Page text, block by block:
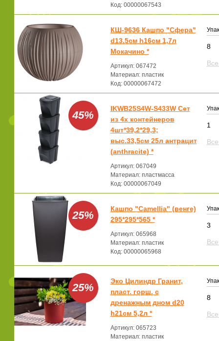
Код: 00000067543
КШ-9636 Кашпо "Сфера"
d13.5см h16см 1,7л
Мокачино *
Артикул: 067472
Материал: пластик
Код: 00000067472
8
45%
IKWB25S4W-S433W Сет
из 4х контейнеров
4шт*39,2*29,3;
выс.33,5см 25л антрацит
(anthracite) *
Артикул: 067049
Материал: пластмасса
Код: 00000067049
1
25%
Кашпо "Camellia" (венге)
295*295*565 *
Артикул: 065968
Материал: пластик
Код: 00000065968
3
25%
Эко Цилиндр Гранит,
пласт. горш. с
дренажным дном d20
h21см 5,2л *
Артикул: 065723
Материал: пластик
8